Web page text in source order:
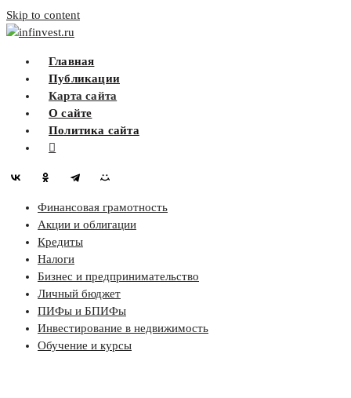
Skip to content
infinvest.ru
Главная
Публикации
Карта сайта
О сайте
Политика сайта
Финансовая грамотность
Акции и облигации
Кредиты
Налоги
Бизнес и предпринимательство
Личный бюджет
ПИФы и БПИФы
Инвестирование в недвижимость
Обучение и курсы